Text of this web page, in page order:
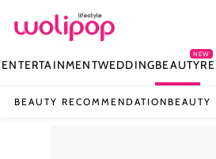
ENTERTAINMENTWEDDINGBEAUTY
NEW
BEAUTY RECOMMENDATION BEAUTY